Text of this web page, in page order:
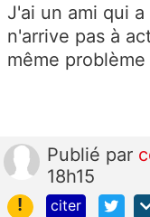
J'ai un ami qui
n'arrive pas à
même problème
Publié par
18h15
!
citer